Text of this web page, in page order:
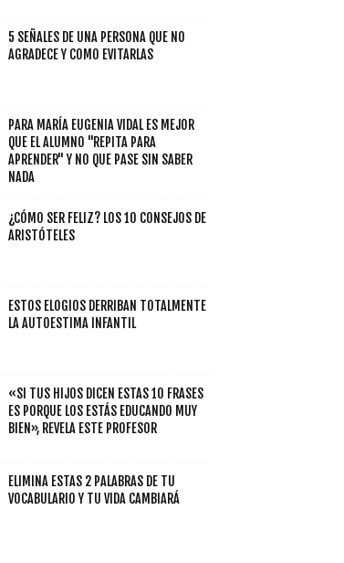
5 SEÑALES DE UNA PERSONA QUE NO
AGRADECE Y COMO EVITARLAS
PARA MARÍA EUGENIA VIDAL ES MEJOR
QUE EL ALUMNO "REPITA PARA
APRENDER" Y NO QUE PASE SIN SABER
NADA
¿CÓMO SER FELIZ? LOS 10 CONSEJOS DE
ARISTÓTELES
ESTOS ELOGIOS DERRIBAN TOTALMENTE
LA AUTOESTIMA INFANTIL
«SI TUS HIJOS DICEN ESTAS 10 FRASES
ES PORQUE LOS ESTÁS EDUCANDO MUY
BIEN», REVELA ESTE PROFESOR
ELIMINA ESTAS 2 PALABRAS DE TU
VOCABULARIO Y TU VIDA CAMBIARÁ